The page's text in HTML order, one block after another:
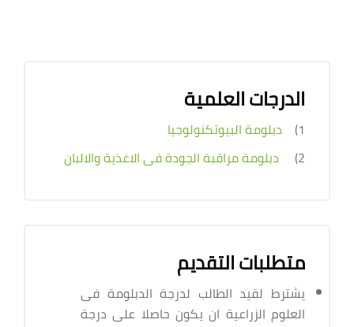
الدرجات العلمية
1)
دبلومة البيوتكنولوجيا
2)
دبلومة مراقبة الجودة فى الاغذية والالبان
متطلبات التقديم
يشترط لقيد الطالب لدرجة الدبلومة فى
العلوم الزراعية ان يكون حاصلا على درجة